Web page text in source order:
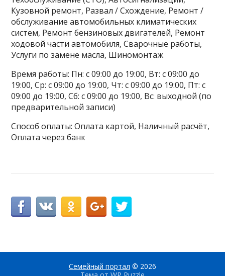
Кузовной ремонт, Развал / Схождение, Ремонт /
обслуживание автомобильных климатических
систем, Ремонт бензиновых двигателей, Ремонт
ходовой части автомобиля, Сварочные работы,
Услуги по замене масла, Шиномонтаж
Время работы: Пн: с 09:00 до 19:00, Вт: с 09:00 до
19:00, Ср: с 09:00 до 19:00, Чт: с 09:00 до 19:00, Пт: с
09:00 до 19:00, Сб: с 09:00 до 19:00, Вс: выходной (по
предварительной записи)
Способ оплаты: Оплата картой, Наличный расчёт,
Оплата через банк
Семейный портал © 2026